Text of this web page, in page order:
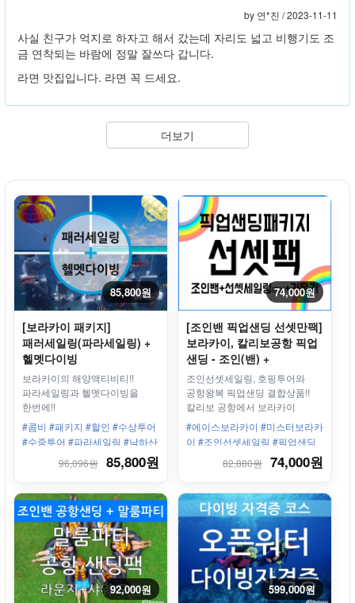
by 연*진 /2023-11-11
사실 친구가 억지로 하자고 해서 갔는데 자리도 넓고 비행기도 조
금 연착되는 바람에 정말 잘쓰다 갑니다.
라면 맛집입니다. 라면 꼭 드세요.
더보기
85,800원
[보라카이 패키지]
패러세일링(파라세일링) +
헬멧다이빙
보라카이의 해양액티비티!!
파라세일링과 헬멧다이빙을
한번에!!
#콤비 #패키지 #할인 #수상투어
#수중투어 #파라세일링 #낙하산
#헬멧다이빙 #씨워크
96,096원 85,800원
74,000원
[조인밴 픽업샌딩 선셋만팩]
보라카이, 칼리보공항 픽업
샌딩 - 조인(밴) +
조인선셋세일링 + 라운지
조인선셋세일링, 호핑투어와
공항왕복 픽업샌딩 결합상품!!
칼리보 공항에서 보라카이
리조트까지 최고급 밴과 친절한
직원들이 안전하고 편안하게
모십니다.
#에이스보라카이 #미스터보라카
이 #조인선셋세일링 #픽업샌딩
#왕복 #칼리보공항 #보라카이리
조트 #한인업체 #최고의서비스
82,880원 74,000원
92,000원 599,000원